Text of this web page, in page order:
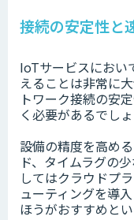
接続の安定性と
IoTサービスにおい
えることは非常に
トワーク接続の安
く必要があるでしょ
設備の精度を高め
ド、タイムラグの
してはクラウドプ
ューティングを導
ほうがおすすめとい